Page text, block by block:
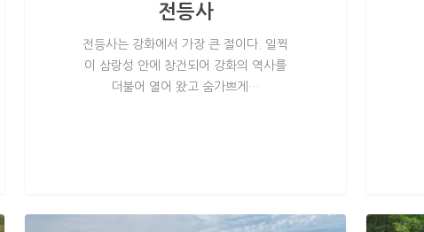
전등사
전등사는 강화에서 가장 큰 절이다. 일찍
이 삼랑성 안에 창건되어 강화의 역사를
더불어 열어 왔고 숨가쁘게…